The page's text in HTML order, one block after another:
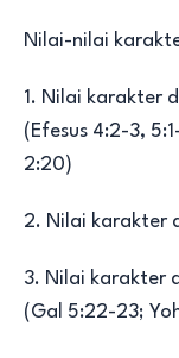
Nilai-nilai
1. Nilai karakter
(Efesus 4:2-3,
2:20)
2. Nilai karakter
3. Nilai karakter
(Gal 5:22-23;